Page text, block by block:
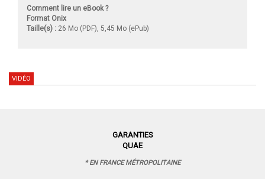
Comment lire un eBook ?
Format Onix
Taille(s) : 26 Mo (PDF), 5,45 Mo (ePub)
VIDÉO
GARANTIES
QUAE
* EN FRANCE MÉTROPOLITAINE